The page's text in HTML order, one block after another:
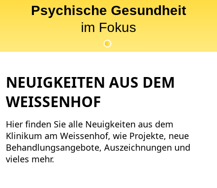
Psychische Gesundheit
im Fokus
NEUIGKEITEN AUS DEM
WEISSENHOF
Hier finden Sie alle Neuigkeiten aus dem
Klinikum am Weissenhof, wie Projekte, neue
Behandlungsangebote, Auszeichnungen und
vieles mehr.